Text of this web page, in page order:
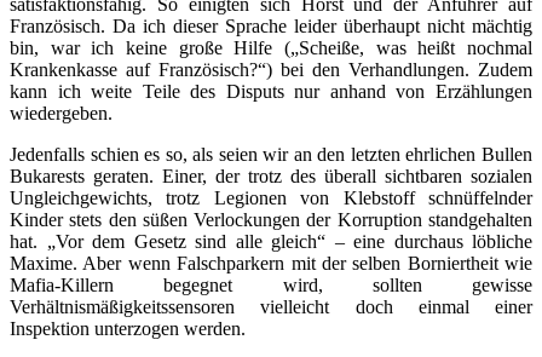
Französisch. Da ich dieser Sprache leider überhaupt nicht mächtig
bin, war ich keine große Hilfe („Scheiße, was heißt nochmal
Krankenkasse auf Französisch?“) bei den Verhandlungen. Zudem
kann ich weite Teile des Disputs nur anhand von Erzählungen
wiedergeben.
Jedenfalls schien es so, als seien wir an den letzten ehrlichen Bullen
Bukarests geraten. Einer, der trotz des überall sichtbaren sozialen
Ungleichgewichts, trotz Legionen von Klebstoff schnüffelnder
Kinder stets den süßen Verlockungen der Korruption standgehalten
hat. „Vor dem Gesetz sind alle gleich“ – eine durchaus löbliche
Maxime. Aber wenn Falschparkern mit der selben Borniertheit wie
Mafia-Killern begegnet wird, sollten gewisse
Verhältnismäßigkeitssensoren vielleicht doch einmal einer
Inspektion unterzogen werden.